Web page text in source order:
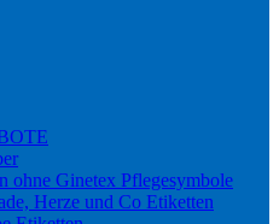
ohne Ginetex Pflegesymbole
Herze und Co Etiketten